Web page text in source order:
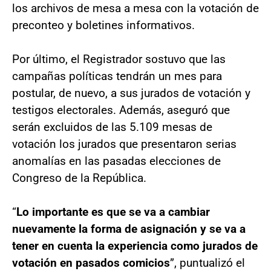
los archivos de mesa a mesa con la votación de
preconteo y boletines informativos.
Por último, el Registrador sostuvo que las
campañas políticas tendrán un mes para
postular, de nuevo, a sus jurados de votación y
testigos electorales. Además, aseguró que
serán excluidos de las 5.109 mesas de
votación los jurados que presentaron serias
anomalías en las pasadas elecciones de
Congreso de la República.
“Lo importante es que se va a cambiar
nuevamente la forma de asignación y se va a
tener en cuenta la experiencia como jurados de
votación en pasados comicios”, puntualizó el